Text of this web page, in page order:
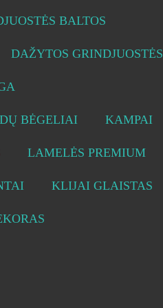
BALTOS
DAŽYTOS GRINDJUOSTĖS
BĖGELIAI KAMPAI
LAMELĖS PREMIUM
KLIJAI GLAISTAS